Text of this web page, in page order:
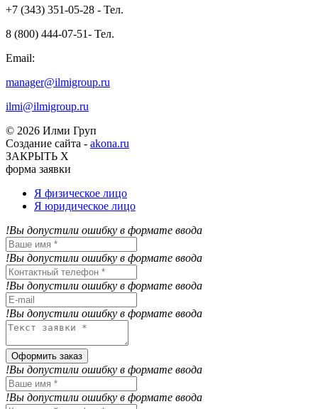
+7 (343) 351-05-28 - Тел.
8 (800) 444-07-51- Тел.
Email:
manager@ilmigroup.ru
ilmi@ilmigroup.ru
© 2026 Илми Груп
Создание сайта - akona.ru
ЗАКРЫТЬ Х
форма заявки
Я физическое лицо
Я юридическое лицо
!Вы допустили ошибку в формате ввода
!Вы допустили ошибку в формате ввода
!Вы допустили ошибку в формате ввода
!Вы допустили ошибку в формате ввода
Оформить заказ
!Вы допустили ошибку в формате ввода
!Вы допустили ошибку в формате ввода